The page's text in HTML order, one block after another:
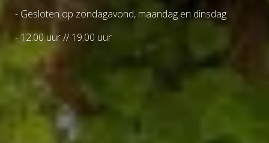
- Gesloten op zondagavond, maandag en dinsdag
- 12.00 uur // 19.00 uur